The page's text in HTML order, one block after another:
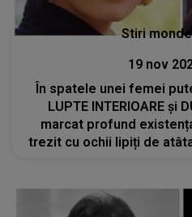
Stiri
19 nov
În spatele unei femei
LUPTE INTERIOARE și
marcat profund
trezit cu ochii lipiți de